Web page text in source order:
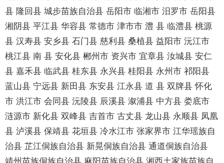
县 隆回县 城步苗族自治县 岳阳市 临湘市 汨罗市 岳阳县
湘阴县 平江县 华容县 常德市 津市市 澧 县 临澧县 桃源
县 汉寿县 安乡县 石门县 慈利县 桑植县 益阳市 沅江市
桃江县 南 县 安化县 郴州市 资兴市 宜章县 汝城县 安仁
县 嘉禾县 临武县 桂东县 永兴县 桂阳县 永州市 祁阳县
蓝山县 宁远县 新田县 东安县 江永县 道 县 双牌县 怀化
市 洪江市 会同县 沅陵县 辰溪县 溆浦县 中方县 娄底市
涟源市 新化县 双峰县 吉首市 古丈县 龙山县 永顺县 凤凰
县 泸溪县 保靖县 花垣县 冷水江市 张家界市 江华瑶族自
治县 芷江侗族自治县 新晃侗族自治县 通道侗族自治县